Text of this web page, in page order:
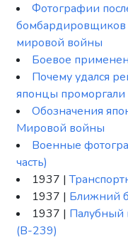
Фотографии
мировой войны
Боевое
Почему удался
японцы проморгали
Обозначения
Мировой войны
Военные
часть)
1937 |
1937 | Ближний
1937 | Палубный
(В-239)